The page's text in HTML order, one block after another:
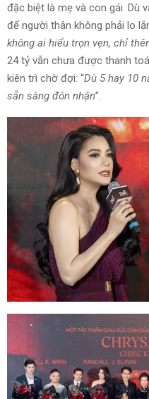
đặc biệt là mẹ và con gái. Dù
để người thân không phải lo
không ai hiểu trọn vẹn, chỉ
24 tỷ vẫn chưa được thanh
kiên trì chờ đợi: “Dù 5 hay 10
sẵn sàng đón nhận”.